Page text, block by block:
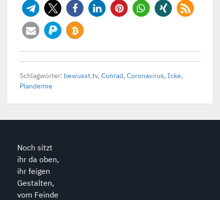
Schlagwörter: bewusst.tv, Conrad, Coronavirus, Icke,
Plandemie
Noch sitzt
ihr da oben,
ihr feigen
Gestalten,
vom Feinde